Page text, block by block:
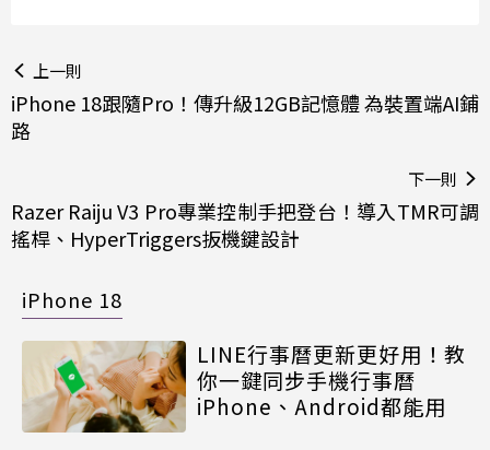
上一則
iPhone 18跟隨Pro！傳升級12GB記憶體 為裝置端AI鋪
路
下一則
Razer Raiju V3 Pro專業控制手把登台！導入TMR可調
搖桿、HyperTriggers扳機鍵設計
iPhone 18
LINE行事曆更新更好用！教
你一鍵同步手機行事曆
iPhone、Android都能用